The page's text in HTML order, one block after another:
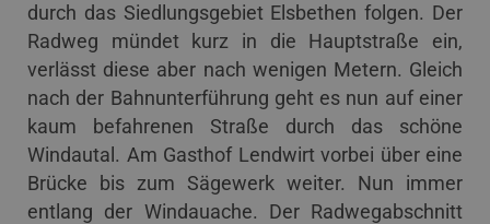
durch das Siedlungsgebiet Elsbethen folgen. Der
Radweg mündet kurz in die Hauptstraße ein,
verlässt diese aber nach wenigen Metern. Gleich
nach der Bahnunterführung geht es nun auf einer
kaum befahrenen Straße durch das schöne
Windautal. Am Gasthof Lendwirt vorbei über eine
Brücke bis zum Sägewerk weiter. Nun immer
entlang der Windauache. Der Radwegabschnitt